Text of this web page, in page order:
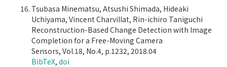
Tsubasa Minematsu, Atsushi Shimada, Hideaki
Uchiyama, Vincent Charvillat, Rin-ichiro Taniguchi
Reconstruction-Based Change Detection with Image
Completion for a Free-Moving Camera
Sensors, Vol.18, No.4, p.1232, 2018.04
BibTeX, doi